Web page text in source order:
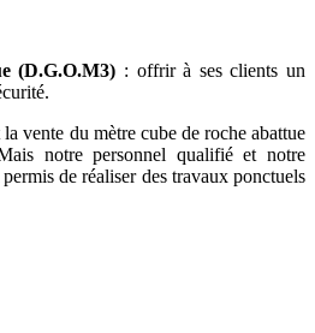
(D.G.O.M3) : offrir à ses clients un
vente du mètre cube de roche abattue
notre personnel qualifié et notre
de réaliser des travaux ponctuels